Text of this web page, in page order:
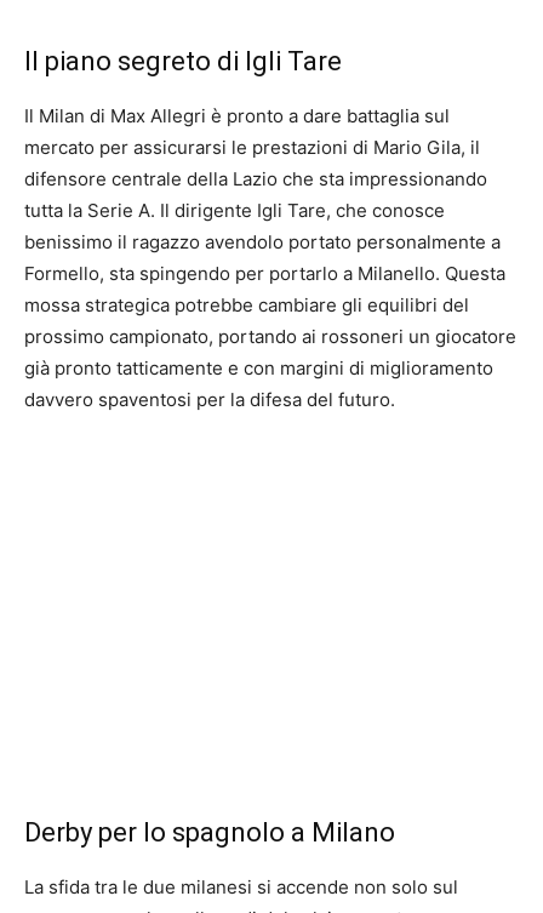
Il piano segreto di Igli Tare
Il Milan di Max Allegri è pronto a dare battaglia sul
mercato per assicurarsi le prestazioni di Mario Gila, il
difensore centrale della Lazio che sta impressionando
tutta la Serie A. Il dirigente Igli Tare, che conosce
benissimo il ragazzo avendolo portato personalmente a
Formello, sta spingendo per portarlo a Milanello. Questa
mossa strategica potrebbe cambiare gli equilibri del
prossimo campionato, portando ai rossoneri un giocatore
già pronto tatticamente e con margini di miglioramento
davvero spaventosi per la difesa del futuro.
Derby per lo spagnolo a Milano
La sfida tra le due milanesi si accende non solo sul